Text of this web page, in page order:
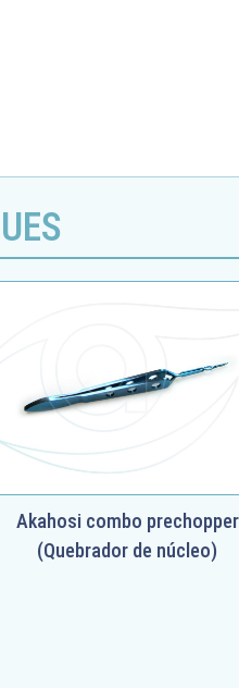
Akahosi combo prechopper
(Quebrador de núcleo)